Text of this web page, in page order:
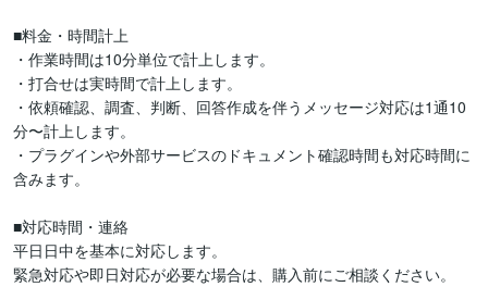
■料金・時間計上
・作業時間は10分単位で計上します。
・打合せは実時間で計上します。
・依頼確認、調査、判断、回答作成を伴うメッセージ対応は1通10
分〜計上します。
・プラグインや外部サービスのドキュメント確認時間も対応時間に
含みます。
■対応時間・連絡
平日日中を基本に対応します。
緊急対応や即日対応が必要な場合は、購入前にご相談ください。